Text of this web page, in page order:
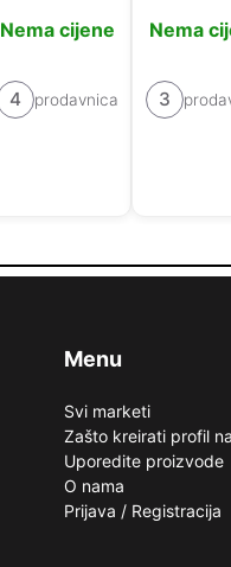
Nema cijene
4 prodavnica
Nema
3
Menu
Svi marketi
Zašto kreirati profil
Uporedite proizvode
O nama
Prijava / Registracija